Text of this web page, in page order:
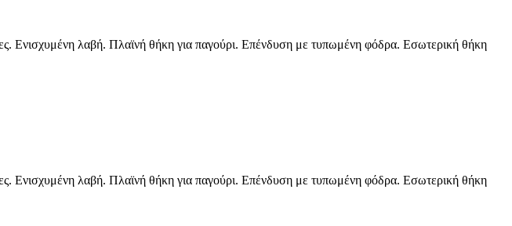
Ενισχυμένη λαβή. Πλαϊνή θήκη για παγούρι. Επένδυση με τυπωμένη φόδρα. Εσωτερική θήκη
Ενισχυμένη λαβή. Πλαϊνή θήκη για παγούρι. Επένδυση με τυπωμένη φόδρα. Εσωτερική θήκη